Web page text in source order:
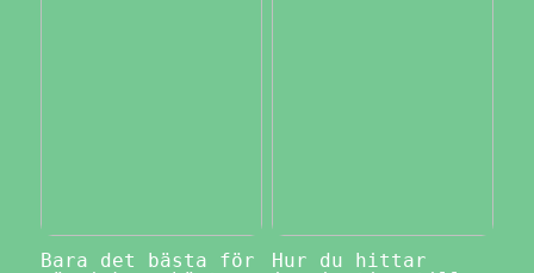
Bara det bästa för
Hur du hittar